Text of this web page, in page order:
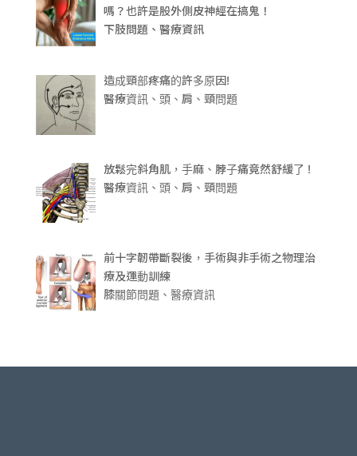
嗎？也許是股外側皮神經在搞鬼！
下肢問題、醫療資訊
造成頸部疼痛的許多原因!
醫療資訊、頭、肩、頸問題
放鬆完斜角肌，手麻、脖子痛竟然舒緩了 !
醫療資訊、頭、肩、頸問題
前十字韌帶斷裂後，手術與非手術之物理治
療及運動訓練
膝關節問題、醫療資訊